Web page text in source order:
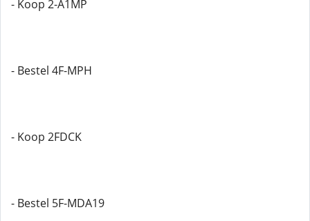
- Koop 2-A1MP
- Bestel 4F-MPH
- Koop 2FDCK
- Bestel 5F-MDA19